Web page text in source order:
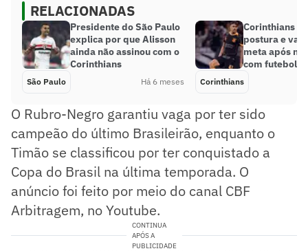
RELACIONADAS
Presidente do São Paulo
explica por que Alisson
ainda não assinou com o
Corinthians
São Paulo Há 6 meses
Corinthians
postura e vai
meta após
com futebol
Corinthians
O Rubro-Negro garantiu vaga por ter sido
campeão do último Brasileirão, enquanto o
Timão se classificou por ter conquistado a
Copa do Brasil na última temporada. O
anúncio foi feito por meio do canal CBF
Arbitragem, no Youtube.
CONTINUA
APÓS A
PUBLICIDADE